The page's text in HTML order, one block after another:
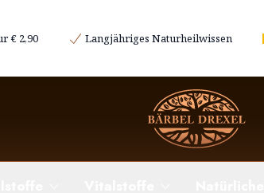
€ 2,90 Langjähriges Naturheilwissen